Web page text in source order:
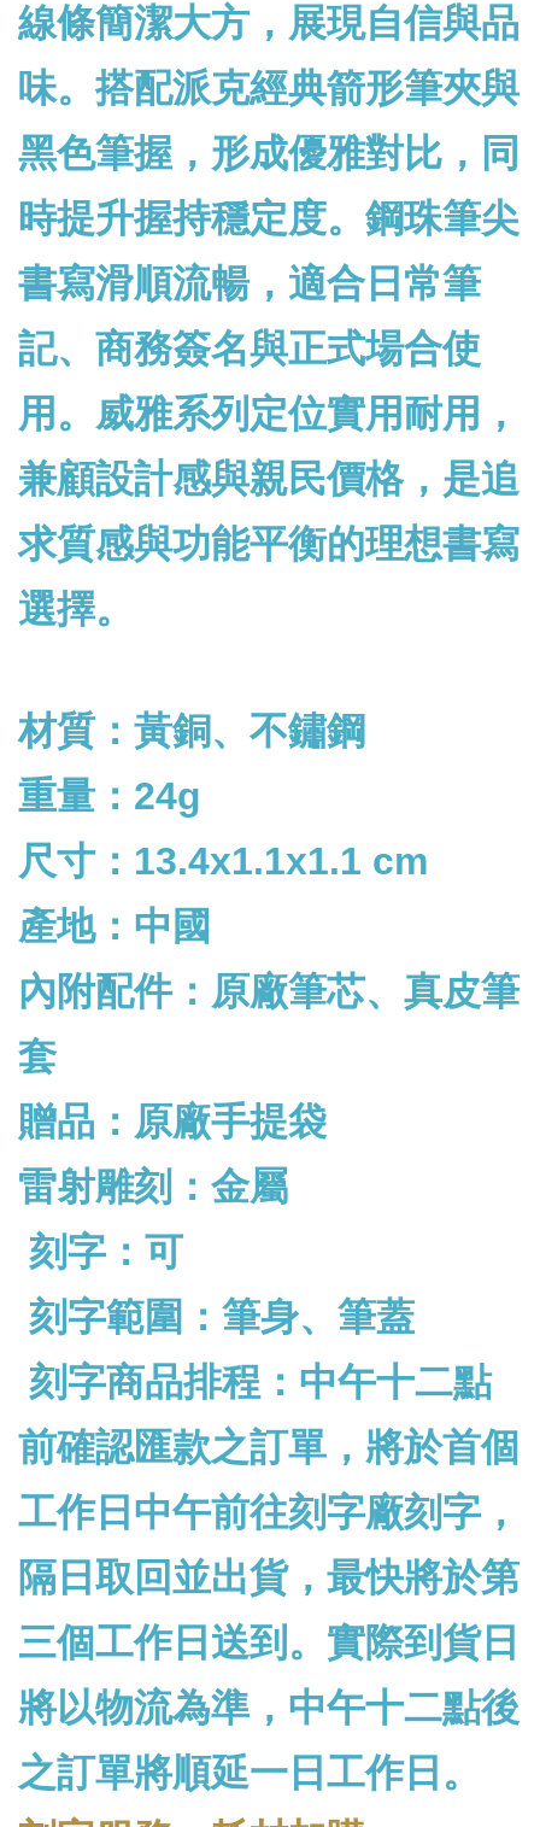
線條簡潔大方，展現自信與品
味。搭配派克經典箭形筆夾與
黑色筆握，形成優雅對比，同
時提升握持穩定度。鋼珠筆尖
書寫滑順流暢，適合日常筆
記、商務簽名與正式場合使
用。威雅系列定位實用耐用，
兼顧設計感與親民價格，是追
求質感與功能平衡的理想書寫
選擇。
材質：黃銅、不鏽鋼
重量：24g
尺寸：13.4x1.1x1.1 cm
產地：中國
內附配件： 原廠筆芯、真皮筆
套
贈品：原廠手提袋
雷射雕刻：金屬
刻字：可
刻字範圍：筆身、筆蓋
刻字商品排程：中午十二點
前確認匯款之訂單，將於首個
工作日中午前往刻字廠刻字，
隔日取回並出貨，最快將於第
三個工作日送到。實際到貨日
將以物流為準，中午十二點後
之訂單將順延一日工作日。